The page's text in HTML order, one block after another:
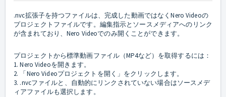
.nvc拡張子を持つファイルは、完成した動画ではなくNero Videoの
プロジェクトファイルです。編集指示とソースメディアへのリンク
が含まれており、Nero Videoでのみ開くことができます。
プロジェクトから標準動画ファイル（MP4など）を取得するには：
1. Nero Videoを開きます。
2. 「Nero Videoプロジェクトを開く」をクリックします。
3. .nvcファイルと、自動的にリンクされていない場合はソースメデ
ィアファイルも選択します。